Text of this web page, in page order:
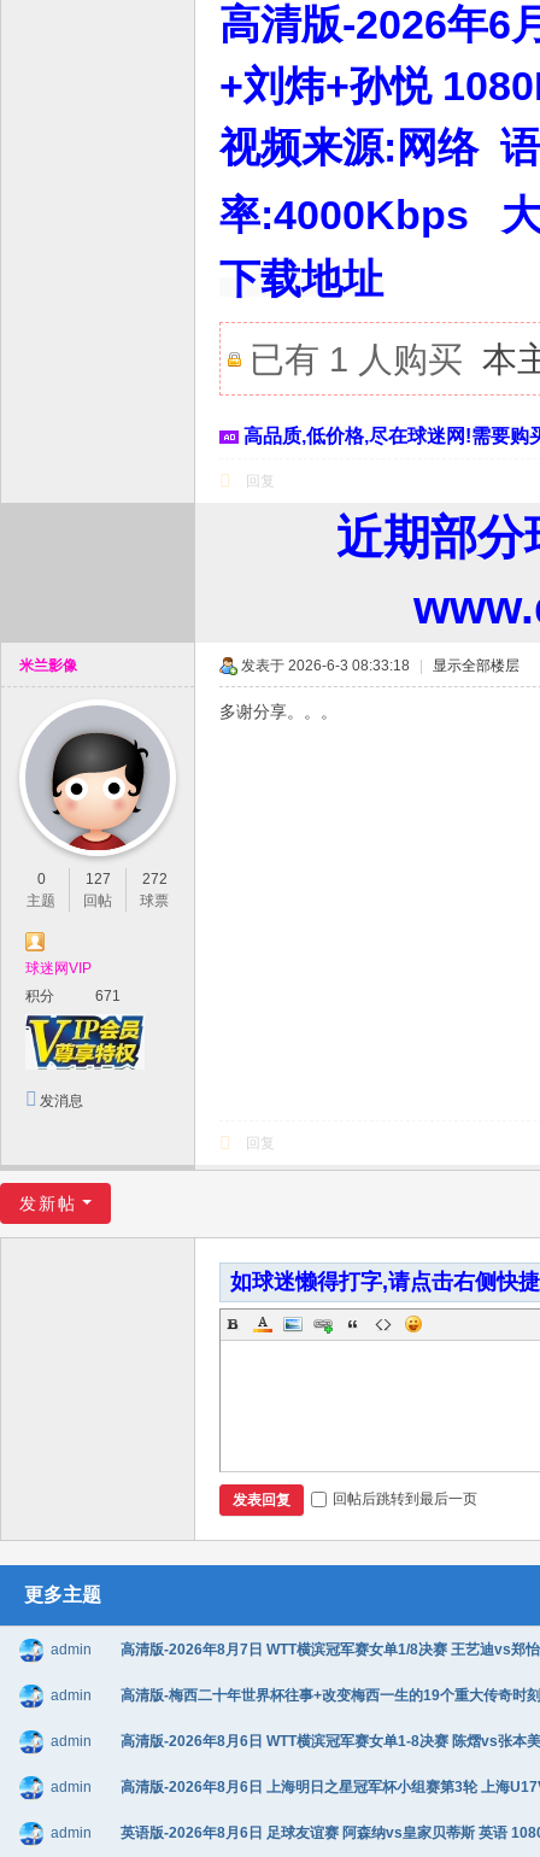
高清版-2026年6
+刘炜+孙悦
视频来源:网络
率:4000Kbps
下载地址
已有 1 人购买 本
高品质,低价格,尽在球迷网!需要购
回复
近期部分
米兰影像
0
主题
127
回帖
272
球票
球迷网VIP
积分
671
发消息
发表于 2026-6-3 08:33:18 显示全部楼层
多谢分享。。。
回复
发新帖
如球迷懒得打字,请点击右侧快
发表回复 回帖后跳转到最后一页
更多主题
admin 高清版-2026年8月7日 WTT横滨冠军赛女单1/8决赛 王艺迪vs郑
admin 高清版-梅西二十年世界杯往事+改变梅西一生的19个重大传奇
admin 高清版-2026年8月6日 WTT横滨冠军赛女单1-8决赛 陈熠vs张本
admin 高清版-2026年8月6日 上海明日之星冠军杯小组赛第3轮 上海
admin 英语版-2026年8月6日 足球友谊赛 阿森纳vs皇家贝蒂斯 英语